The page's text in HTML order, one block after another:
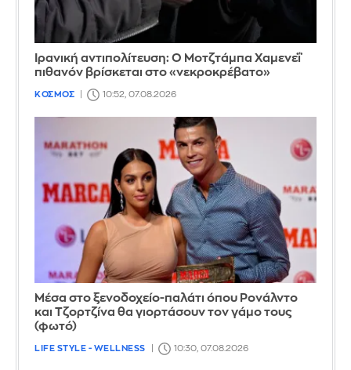
Ιρανική αντιπολίτευση: Ο Μοτζτάμπα Χαμενεΐ
πιθανόν βρίσκεται στο «νεκροκρέβατο»
ΚΟΣΜΟΣ 10:52, 07.08.2026
Μέσα στο ξενοδοχείο-παλάτι όπου Ρονάλντο
και Τζορτζίνα θα γιορτάσουν τον γάμο τους
(φωτό)
LIFE STYLE - WELLNESS 10:30, 07.08.2026